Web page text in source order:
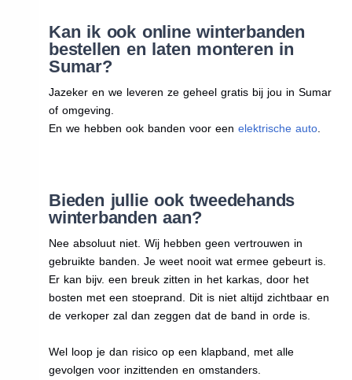
Kan ik ook online winterbanden
bestellen en laten monteren in
Sumar?
Jazeker en we leveren ze geheel gratis bij jou in Sumar
of omgeving.
En we hebben ook banden voor een elektrische auto.
Bieden jullie ook tweedehands
winterbanden aan?
Nee absoluut niet. Wij hebben geen vertrouwen in
gebruikte banden. Je weet nooit wat ermee gebeurt is.
Er kan bijv. een breuk zitten in het karkas, door het
bosten met een stoeprand. Dit is niet altijd zichtbaar en
de verkoper zal dan zeggen dat de band in orde is.
Wel loop je dan risico op een klapband, met alle
gevolgen voor inzittenden en omstanders.